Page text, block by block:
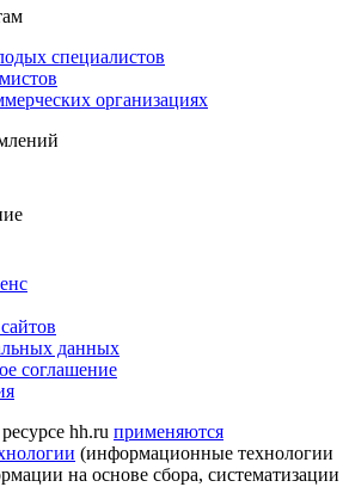
специалистов
организациях
данных
соглашение
hh.ru применяются
(информационные технологии
на основе сбора, систематизации